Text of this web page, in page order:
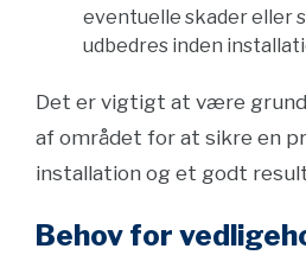
eventuelle skader eller
udbedres inden
Det er vigtigt at være
af området for at sikre en
installation og et godt
Behov for